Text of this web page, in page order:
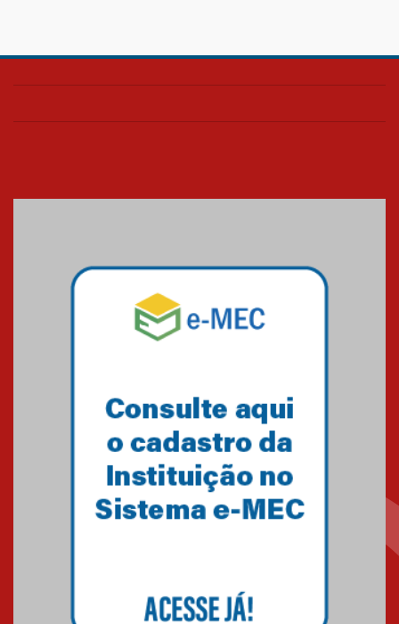
Colégio Presbiteriano
os funcionários
07.11.2024
Equipe de saltos ornamentais
do Mackenzie Brasília
Gravação do projeto “Mais de
31 mil vozes com a Palavra” é
realizado no Colégio
Mackenzie Brasília
25.10.2024
Brasília conquistam medalhas
em importantes competições
de Matemática